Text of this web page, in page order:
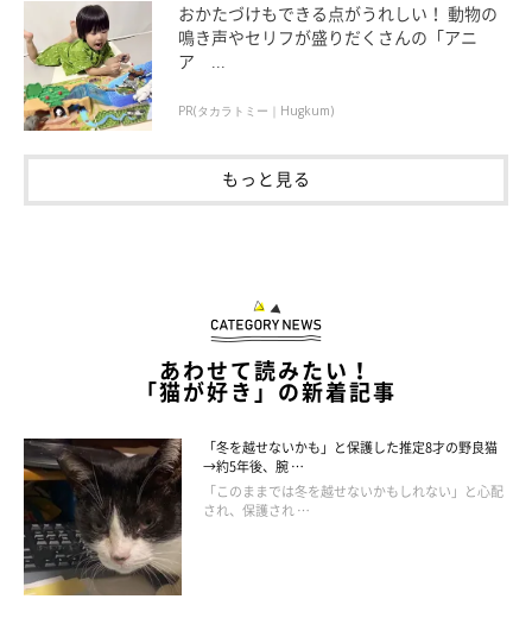
グルメ猫の日常【ととまるはんみ】
掲載協力／Twitter（@totomaru_hanmi
※この記事は投稿者さまにご了承をいただいたうえで制作してい
ます。
おかたづけもできる点がうれしい！ 動物の
鳴き声やセリフが盛りだくさんの「アニ
ア ...
PR(タカラトミー｜Hugkum)
もっと見る
あわせて読みたい！
「猫が好き」の新着記事
「冬を越せないかも」と保護した推定8才の野良猫
→約5年後、腕 …
「このままでは冬を越せないかもしれない」と心配
され、保護され …